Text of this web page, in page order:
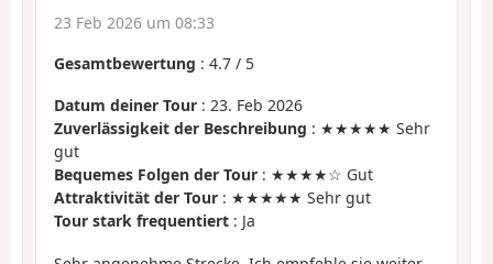
23 Feb 2026 um 08:33
Gesamtbewertung : 4.7 / 5
Datum deiner Tour : 23. Feb 2026
Zuverlässigkeit der Beschreibung : ★★★★★ Sehr
gut
Bequemes Folgen der Tour : ★★★★☆ Gut
Attraktivität der Tour : ★★★★★ Sehr gut
Tour stark frequentiert : Ja